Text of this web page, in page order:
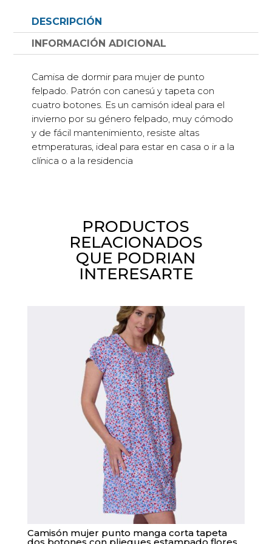
estampado
topito
cantidad
DESCRIPCIÓN
INFORMACIÓN ADICIONAL
Camisa de dormir para mujer de punto
felpado. Patrón con canesú y tapeta con
cuatro botones. Es un camisón ideal para el
invierno por su género felpado, muy cómodo
y de fácil mantenimiento, resiste altas
etmperaturas, ideal para estar en casa o ir a la
clínica o a la residencia
PRODUCTOS
RELACIONADOS
QUE PODRIAN
INTERESARTE
Camisón mujer punto manga corta tapeta